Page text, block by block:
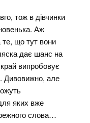
тож в дівчинки
Аж
те, що тут вони
дає шанс на
випробовує
Дивовижно, але
яких вже
слова…